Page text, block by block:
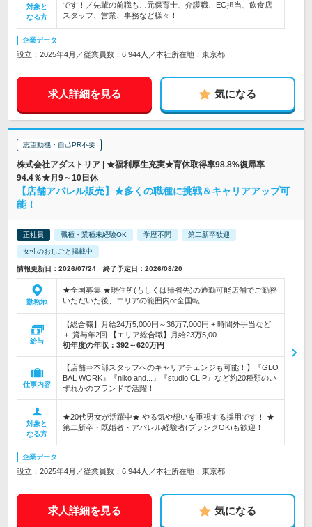
対象と
なる方
です！／先輩の前職も…元保育士、介護職、EC担当、飲食店
スタッフ、営業、事務など様々！
企業データ
設立：2025年4月／従業員数：6,944人／本社所在地：東京都
求人詳細を見る 気になる
志望動機・自己PR不要
株式会社アダストリア | ★福利厚生充実★育休取得率98.8%復帰率
94.4％★月9～10日休
【店舗アパレル販売】★多くの職種に挑戦＆キャリアアップ可
能！
正社員 職種・業種未経験OK 学歴不問 第二新卒歓迎
女性のおしごと掲載中
情報更新日：2026/07/24 終了予定日：2026/08/20
勤務地
★全国募集 ★現住所(もしくは帰省先)の通勤可能店舗でご勤務
いただいた後、エリアの範囲内or全国転…
給与
【総合職】月給24万5,000円～36万7,000円 + 時間外手当など
＋ 賞与年2回 【エリア総合職】月給23万5,00…
初年度の年収： 392～620万円
仕事内容
【店舗⇒本部スタッフへのキャリアチェンジも可能！】『GLO
BAL WORK』『niko and...』『studio CLIP』など約20種類のい
ずれかのブランドで活躍！
対象と
なる方
★20代男女が活躍中★ やる気や想いを重視する採用です！ ★
第二新卒・既婚者・アパレル経験者(ブランクOK)も歓迎！
企業データ
設立：2025年4月／従業員数：6,944人／本社所在地：東京都
求人詳細を見る 気になる